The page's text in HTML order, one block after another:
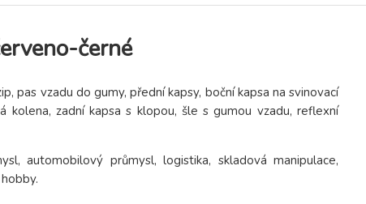
černé
pas vzadu do gumy, přední kapsy, boční kapsa na svinovací
kolena, zadní kapsa s klopou, šle s gumou vzadu, reflexní
automobilový průmysl, logistika, skladová manipulace,